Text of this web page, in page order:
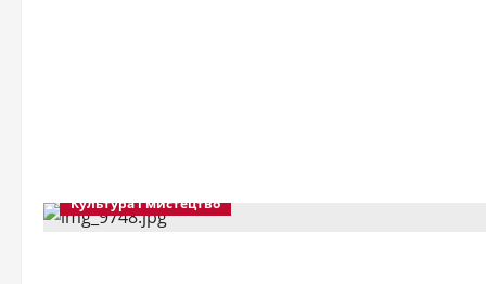
Культура і мистецтво